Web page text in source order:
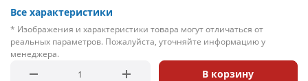
Все характеристики
* Изображения и характеристики товара могут отличаться от
реальных параметров. Пожалуйста, уточняйте информацию у
менеджера.
В корзину